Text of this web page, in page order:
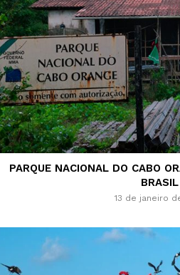
PARQUE NACIONAL DO CABO
BRASIL
13 de janeiro